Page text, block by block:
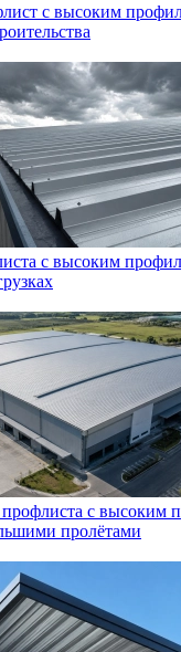
с высоким
с высоким
с высоким
пролётами